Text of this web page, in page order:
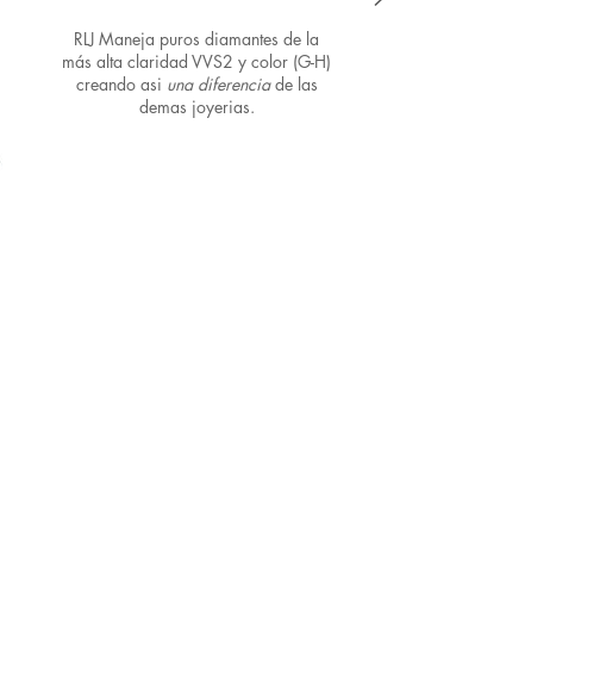
RLJ Maneja puros diamantes de la
más alta claridad VVS2 y color (G-H)
creando asi una diferenciade las
demas joyerias.